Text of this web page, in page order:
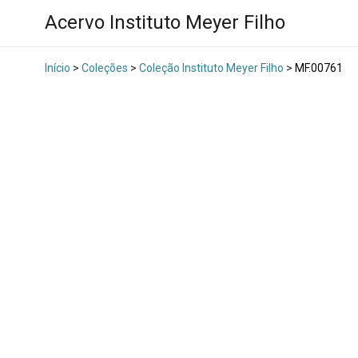
Acervo Instituto Meyer Filho
Início > Coleções > Coleção Instituto Meyer Filho > MF.00761